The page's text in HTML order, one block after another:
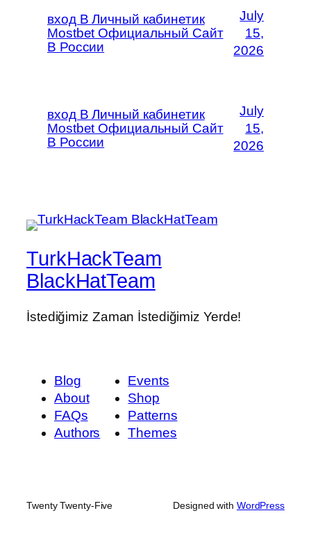
вход В Личный кабинетик
Mostbet Официальный Сайт
В России
July
15,
2026
вход В Личный кабинетик
Mostbet Официальный Сайт
В России
July
15,
2026
TurkHackTeam
BlackHatTeam
İstediğimiz Zaman İstediğimiz Yerde!
Blog
About
FAQs
Authors
Events
Shop
Patterns
Themes
Twenty Twenty-Five Designed with WordPress